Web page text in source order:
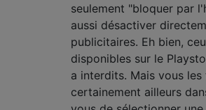
seulement "bloquer par
aussi désactiver
publicitaires. Eh bien,
disponibles sur le
a interdits. Mais vous les
certainement ailleurs